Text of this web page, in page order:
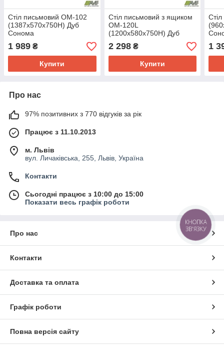
Стіл письмовий ОМ-102
(1387х570х750Н) Дуб
Сонома
1 989 ₴
Купити
Стіл письмовий з ящиком
ОМ-120L
(1200х580х750Н) Дуб
Сонома
2 298₴
Купити
1
Про нас
97% позитивних з 770 відгуків за рік
Працює з 11.10.2013
м. Львів
вул. Личаківська, 255, Львів, Україна
Контакти
Сьогодні працює з 10:00 до 15:00
Показати весь графік роботи
Про нас
Контакти
Доставка та оплата
Графік роботи
Повна версія сайту
КНОПКА
ЗВ'ЯЗКУ